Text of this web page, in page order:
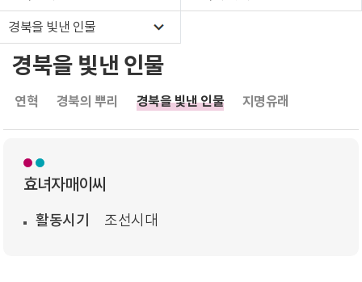
경북을 빛낸 인물
경북을 빛낸 인물
연혁 경북의 뿌리 경북을 빛낸 인물 지명유래
효녀자매이씨
활동시기 조선시대